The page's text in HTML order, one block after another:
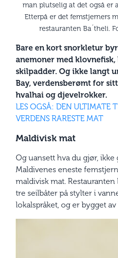
man plutselig at det også er
Etterpå er det femstjerners
restauranten Ba´theli.
Bare en kort snorkletur
anemoner med
skilpadder. Og ikke langt
Bay, verdensberømt for
hvalhai og djevelrokker.
LES OGSÅ: DEN ULTIMATE
VERDENS RARESTE MAT
Maldivisk mat
Og uansett hva du gjør, ikke
Maldivenes eneste
maldivisk mat.
tre seilbåter på stylter i
lokalspråket, og er bygget